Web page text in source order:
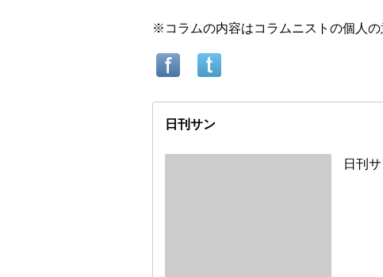
※コラムの内容はコラムニストの個人の
日刊サン
日刊